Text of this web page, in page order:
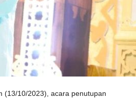
(13/10/2023), acara penutupan